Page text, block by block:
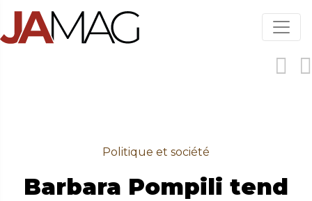
Aller
contenu
Politique et société
Barbara Pompili tend